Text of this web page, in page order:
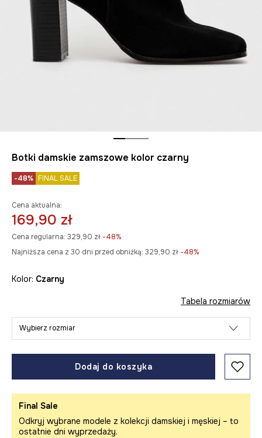
Botki damskie zamszowe kolor czarny
-48% FINAL SALE
Cena aktualna:
169,90 zł
Cena regularna: 329,90 zł -48%
Najniższa cena z 30 dni przed obniżką: 329,90 zł -48%
Kolor: czarny
Tabela rozmiarów
Wybierz rozmiar
Dodaj do koszyka
Final Sale
Odkryj wybrane modele z kolekcji damskiej i męskiej – to
ostatnie dni wyprzedaży.